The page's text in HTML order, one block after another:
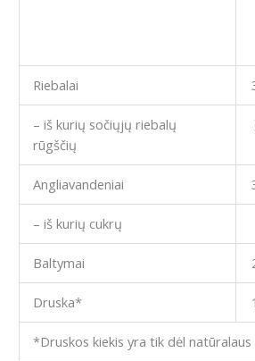
Riebalai
– iš kurių sočiųjų riebalų
rūgščių
Angliavandeniai
– iš kurių cukrų
Baltymai
Druska*
*Druskos kiekis yra tik dėl natūralaus